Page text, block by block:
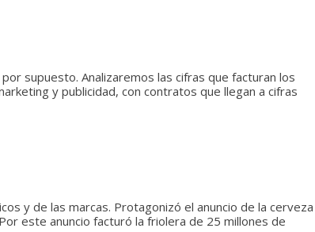
supuesto. Analizaremos las cifras que facturan los
y publicidad, con contratos que llegan a cifras
y de las marcas. Protagonizó el anuncio de la cerveza
este anuncio facturó la friolera de 25 millones de